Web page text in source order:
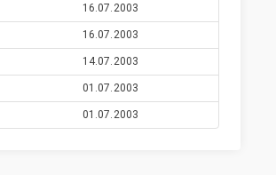
16.07.2003
16.07.2003
14.07.2003
01.07.2003
01.07.2003